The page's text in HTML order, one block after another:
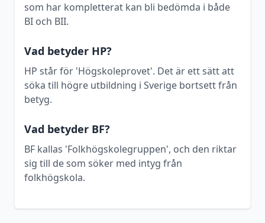
som har kompletterat kan bli bedömda i både
BI och BII.
Vad betyder HP?
HP står för 'Högskoleprovet'. Det är ett sätt att
söka till högre utbildning i Sverige bortsett från
betyg.
Vad betyder BF?
BF kallas 'Folkhögskolegruppen', och den riktar
sig till de som söker med intyg från
folkhögskola.